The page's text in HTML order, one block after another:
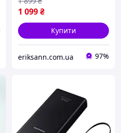
1 099₴
Купити
eriksann.com.ua 97%